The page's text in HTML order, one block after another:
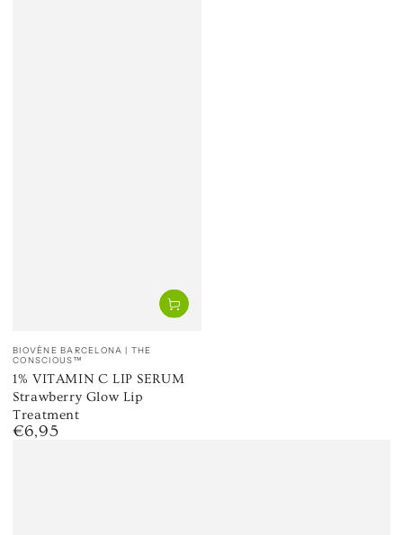
Venditore:
BIOVÈNE BARCELONA | THE
CONSCIOUS™
1% VITAMIN C LIP SERUM
Strawberry Glow Lip
Treatment
Prezzo
€6,95